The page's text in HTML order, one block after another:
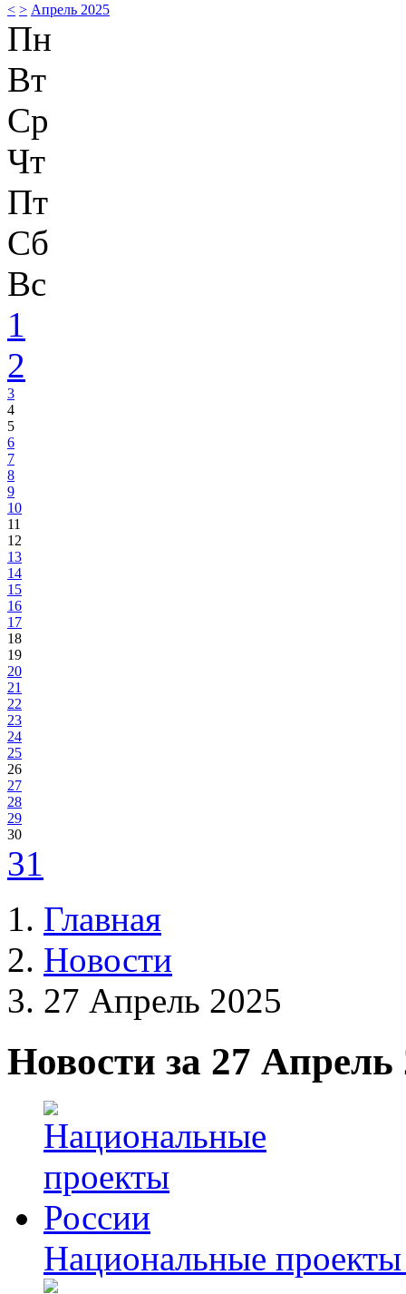
< > Апрель 2025
Пн
Вт
Ср
Чт
Пт
Сб
Вс
1
2
3
4
5
6
7
8
9
10
11
12
13
14
15
16
17
18
19
20
21
22
23
24
25
26
27
28
29
30
31
Главная
Новости
27 Апрель 2025
Новости за 27 Апрель
Национальные